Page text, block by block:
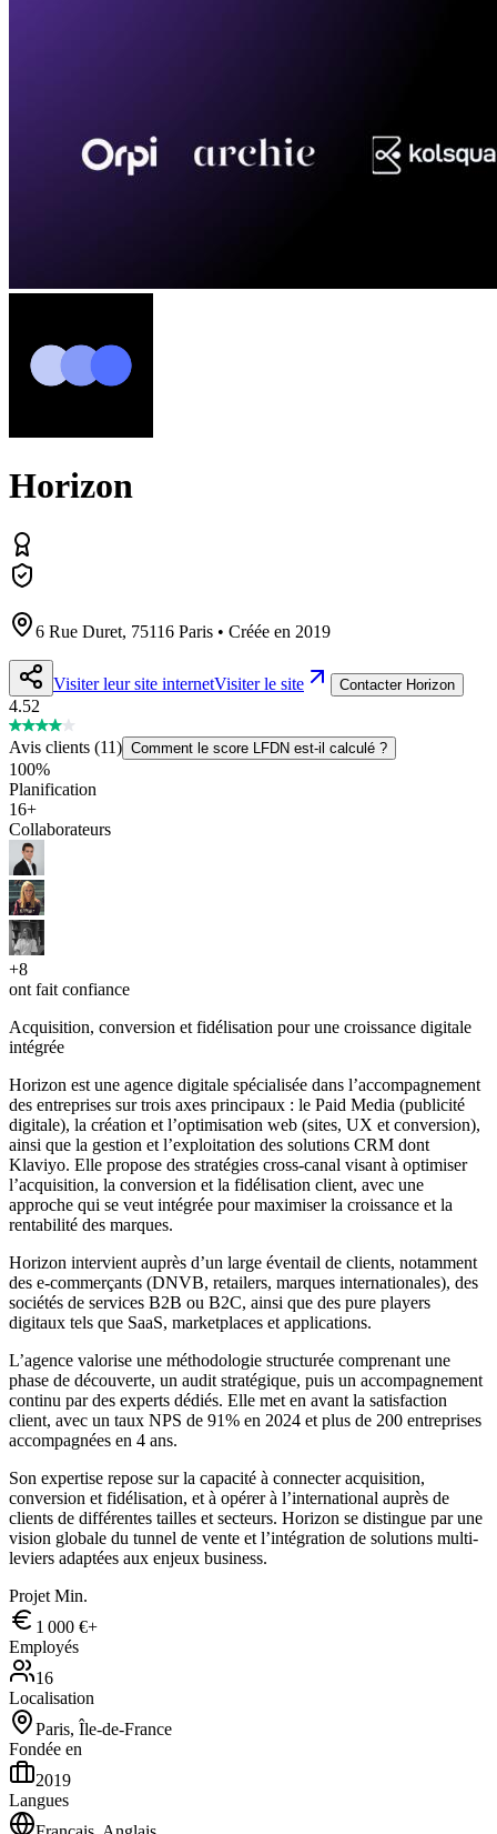
Horizon
6 Rue Duret, 75116 Paris • Créée en 2019
Visiter leur site internetVisiter le site Contacter Horizon
4.52
Avis clients (11) Comment le score LFDN est-il calculé ?
100%
Planification
16+
Collaborateurs
+8
ont fait confiance
Acquisition, conversion et fidélisation pour une croissance digitale
intégrée
Horizon est une agence digitale spécialisée dans l’accompagnement
des entreprises sur trois axes principaux : le Paid Media (publicité
digitale), la création et l’optimisation web (sites, UX et conversion),
ainsi que la gestion et l’exploitation des solutions CRM dont
Klaviyo. Elle propose des stratégies cross-canal visant à optimiser
l’acquisition, la conversion et la fidélisation client, avec une
approche qui se veut intégrée pour maximiser la croissance et la
rentabilité des marques.
Horizon intervient auprès d’un large éventail de clients, notamment
des e-commerçants (DNVB, retailers, marques internationales), des
sociétés de services B2B ou B2C, ainsi que des pure players
digitaux tels que SaaS, marketplaces et applications.
L’agence valorise une méthodologie structurée comprenant une
phase de découverte, un audit stratégique, puis un accompagnement
continu par des experts dédiés. Elle met en avant la satisfaction
client, avec un taux NPS de 91% en 2024 et plus de 200 entreprises
accompagnées en 4 ans.
Son expertise repose sur la capacité à connecter acquisition,
conversion et fidélisation, et à opérer à l’international auprès de
clients de différentes tailles et secteurs. Horizon se distingue par une
vision globale du tunnel de vente et l’intégration de solutions multi-
leviers adaptées aux enjeux business.
Projet Min.
1 000 €+
Employés
16
Localisation
Paris, Île-de-France
Fondée en
2019
Langues